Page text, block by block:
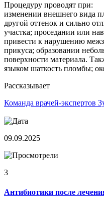
Процедуру проводят при:
изменении внешнего вида
другой оттенок и сильно
участка; проседании или
привести к нарушению
прикуса; образовании
поверхности материала.
языком шаткость пломбы;
Рассказывает
Команда врачей-экспертов
09.09.2025
3
Антибиотики после